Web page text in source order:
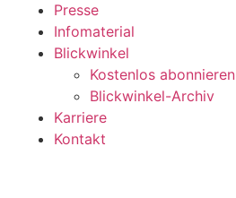
Presse
Infomaterial
Blickwinkel
Kostenlos abonnieren
Blickwinkel-Archiv
Karriere
Kontakt